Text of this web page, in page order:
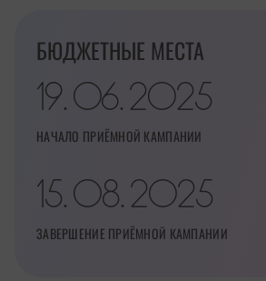
БЮДЖЕТНЫЕ МЕСТА
19 06 2025
НАЧАЛО ПРИЁМНОЙ КАМПАНИИ
15 08 2025
ЗАВЕРШЕНИЕ ПРИЁМНОЙ КАМПАНИИ